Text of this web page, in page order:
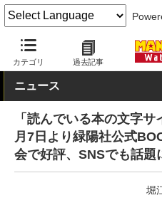
カテゴリ 過去記事
MANGA Watch 文具
ニュース
「読んでいる本の文字
月7日より緑陽社公式
会で好評、SNSでも話題
堀